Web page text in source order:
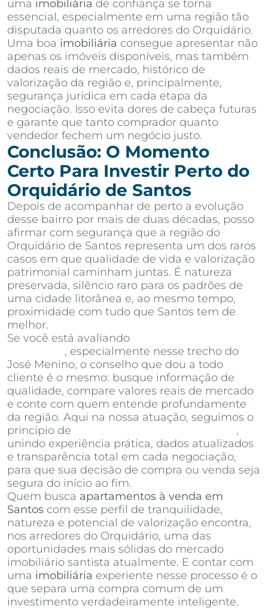
uma imobiliária de confiança se torna
essencial, especialmente em uma região tão
disputada quanto os arredores do Orquidário.
Uma boa imobiliária consegue apresentar não
apenas os imóveis disponíveis, mas também
dados reais de mercado, histórico de
valorização da região e, principalmente,
segurança jurídica em cada etapa da
negociação. Isso evita dores de cabeça futuras
e garante que tanto comprador quanto
vendedor fechem um negócio justo.
Conclusão: O Momento
Certo Para Investir Perto do
Orquidário de Santos
Depois de acompanhar de perto a evolução
desse bairro por mais de duas décadas, posso
afirmar com segurança que a região do
Orquidário de Santos representa um dos raros
casos em que qualidade de vida e valorização
patrimonial caminham juntas. É natureza
preservada, silêncio raro para os padrões de
uma cidade litorânea e, ao mesmo tempo,
proximidade com tudo que Santos tem de
melhor.
Se você está avaliando
, especialmente nesse trecho do
José Menino, o conselho que dou a todo
cliente é o mesmo: busque informação de
qualidade, compare valores reais de mercado
e conte com quem entende profundamente
da região. Aqui na nossa atuação, seguimos o
princípio de
,
unindo experiência prática, dados atualizados
e transparência total em cada negociação,
para que sua decisão de compra ou venda seja
segura do início ao fim.
Quem busca apartamentos à venda em
Santos com esse perfil de tranquilidade,
natureza e potencial de valorização encontra,
nos arredores do Orquidário, uma das
oportunidades mais sólidas do mercado
imobiliário santista atualmente. E contar com
uma imobiliária experiente nesse processo é o
que separa uma compra comum de um
investimento verdadeiramente inteligente.